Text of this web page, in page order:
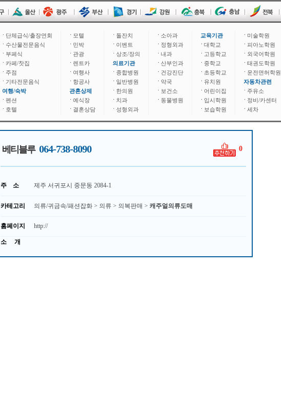
단체급식/출장연회
수산물전문음식
부페식
카페/찻집
주점
기타전문음식
여행/숙박
펜션
호텔
모텔
민박
관광
렌트카
여행사
항공사
관혼상제
예식장
결혼상담
돌잔치
이벤트
상조/장의
의료기관
종합병원
일반병원
한의원
치과
성형외과
소아과
정형외과
내과
산부인과
건강진단
약국
보건소
동물병원
교육기관
대학교
고등학교
중학교
초등학교
유치원
어린이집
입시학원
보습학원
미술학원
피아노학원
외국어학원
태권도학원
운전면허학원
자동차관련
주유소
정비/카센터
세차
베티블루 064-738-8090 0
주 소 제주 서귀포시 중문동 2084-1
카테고리 의류/귀금속/패션잡화 > 의류 > 의복판매 > 캐주얼의류도매
홈페이지 http://
소 개